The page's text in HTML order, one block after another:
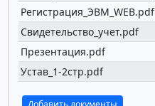
Регистрация_ЭВМ_WEB.pdf
Свидетельство_учет.pdf
Презентация.pdf
Устав_1-2стр.pdf